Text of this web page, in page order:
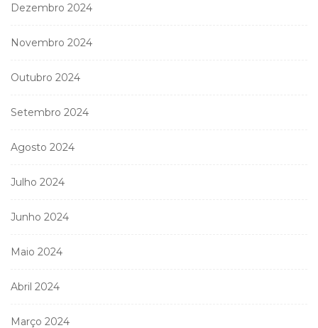
Dezembro 2024
Novembro 2024
Outubro 2024
Setembro 2024
Agosto 2024
Julho 2024
Junho 2024
Maio 2024
Abril 2024
Março 2024